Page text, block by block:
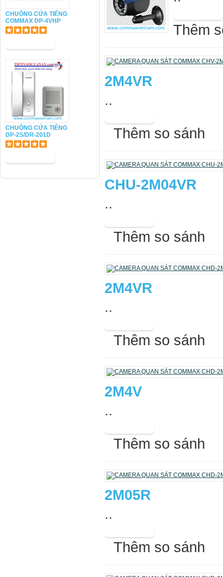
CHUÔNG CỬA TIẾNG
COMMAX DP-4VHP
CHUÔNG CỬA TIẾNG
DP-2S/DR-201D
Thêm
2M4VR
..
Thêm so sánh
CHU-2M04VR
..
Thêm so sánh
2M4VR
..
Thêm so sánh
2M4V
..
Thêm so sánh
2M05R
..
Thêm so sánh